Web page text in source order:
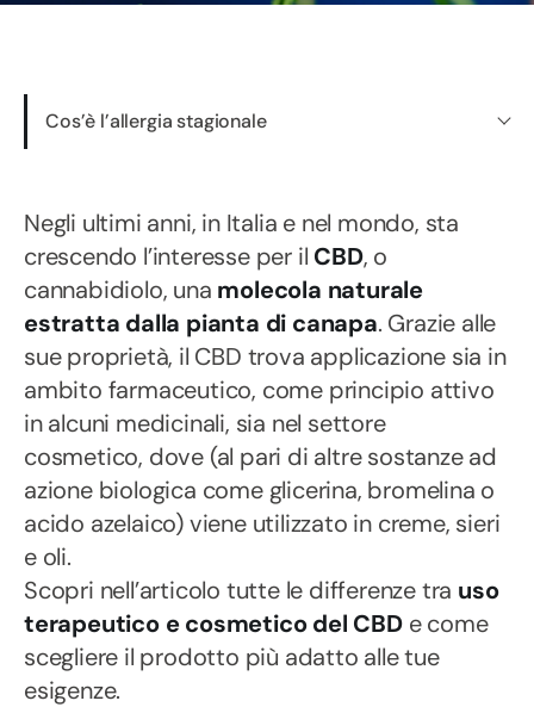
Cos’è l’allergia stagionale
Negli ultimi anni, in Italia e nel mondo, sta
crescendo l’interesse per il CBD, o
cannabidiolo, una molecola naturale
estratta dalla pianta di canapa. Grazie alle
sue proprietà, il CBD trova applicazione sia in
ambito farmaceutico, come principio attivo
in alcuni medicinali, sia nel settore
cosmetico, dove (al pari di altre sostanze ad
azione biologica come glicerina, bromelina o
acido azelaico) viene utilizzato in creme, sieri
e oli.
Scopri nell’articolo tutte le differenze tra uso
terapeutico e cosmetico del CBDe come
scegliere il prodotto più adatto alle tue
esigenze.